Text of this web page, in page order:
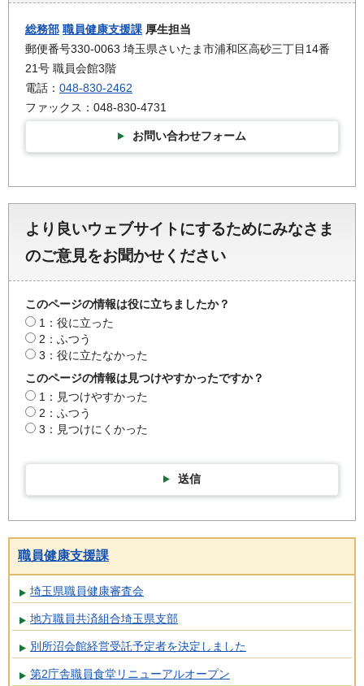
総務部 職員健康支援課 厚生担当
郵便番号330-0063 埼玉県さいたま市浦和区高砂三丁目14番
21号 職員会館3階
電話： 048-830-2462
ファックス：048-830-4731
お問い合わせフォーム
より良いウェブサイトにするためにみなさま
のご意見をお聞かせください
このページの情報は役に立ちましたか？
1：役に立った
2：ふつう
3：役に立たなかった
このページの情報は見つけやすかったですか？
1：見つけやすかった
2：ふつう
3：見つけにくかった
送信
職員健康支援課
埼玉県職員健康審査会
地方職員共済組合埼玉県支部
別所沼会館経営受託予定者を決定しました
第2庁舎職員食堂リニューアルオープン